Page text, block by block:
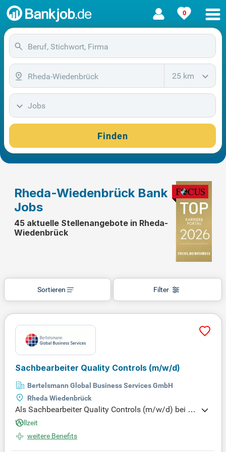
0
25 km
Jobs
Finden
Rheda-Wiedenbrück Bank
Jobs
45 aktuelle Stellenangebote in Rheda-
Wiedenbrück
Filter
Sortieren
Sachbearbeiter Quality Controls (m/w/d)
Bertelsmann Global Business Services GmbH
Rheda Wiedenbrück
Als Sachbearbeiter Quality Controls (m/w/d) bei B
ertelsmann Global Business Services GmbH überni
mmst du wichtige Aufgaben in der rechtlichen und
inhaltlichen Prüfung von Belegen aus dem In- und
Vollzeit
weitere Benefits